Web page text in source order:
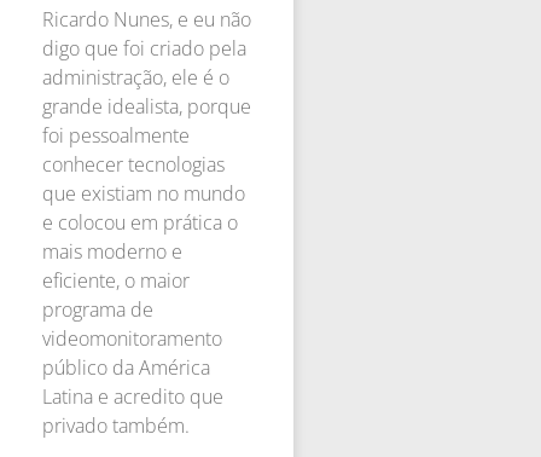
Ricardo Nunes, e eu não
digo que foi criado pela
administração, ele é o
grande idealista, porque
foi pessoalmente
conhecer tecnologias
que existiam no mundo
e colocou em prática o
mais moderno e
eficiente, o maior
programa de
videomonitoramento
público da América
Latina e acredito que
privado também.